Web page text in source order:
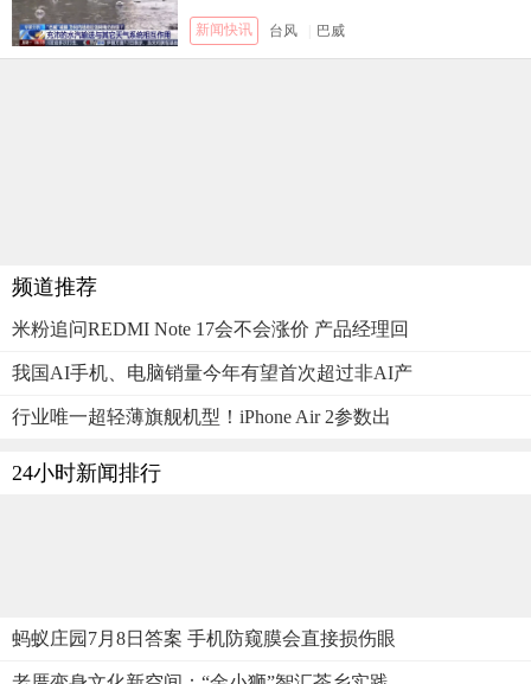
新闻快讯 台风 巴威
频道推荐
米粉追问REDMI Note 17会不会涨价 产品经理回
我国AI手机、电脑销量今年有望首次超过非AI产
行业唯一超轻薄旗舰机型！iPhone Air 2参数出
24小时新闻排行
蚂蚁庄园7月8日答案 手机防窥膜会直接损伤眼